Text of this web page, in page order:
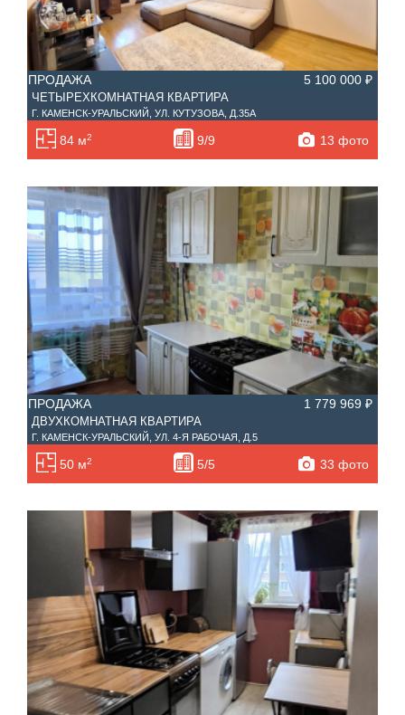
ПРОДАЖА 5 100 000 ₽
ЧЕТЫРЕХКОМНАТНАЯ КВАРТИРА
Г. КАМЕНСК-УРАЛЬСКИЙ, УЛ. КУТУЗОВА, Д.35А
84 м2 9/9 13 фото
ПРОДАЖА 1 779 969 ₽
ДВУХКОМНАТНАЯ КВАРТИРА
Г. КАМЕНСК-УРАЛЬСКИЙ, УЛ. 4-Я РАБОЧАЯ, Д.5
50 м2 5/5 33 фото